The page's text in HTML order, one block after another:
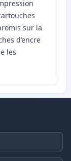
sur la
d’encre
les